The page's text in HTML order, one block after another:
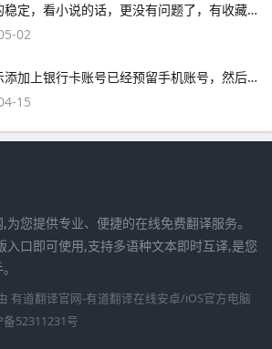
运行比较的稳定，看小说的话，更没有问题了，有收藏功能的，遇见自己喜欢的可以收藏，有了更新。安装在苹果设备上的UC浏览器版本可能存在不兼容问题，导致无法正常使用网络问题网络连接不稳定或网络设置不正确
02
要按照提示添加上银行卡账号已经预留手机账号，然后就会往你手机上面发送验证码，确认验证就可以绑定银行卡; 4、想要解除绑定的银行卡，只需要选中要解除绑定的银行卡，进入“银行卡信息”里面
15
您提供专业、便捷的在线免费翻译服务。
入口即可使用,支持多语种文本即时互译,是您
有道翻译官网-有道翻译在线安卓/iOS官方电脑
备52311231号